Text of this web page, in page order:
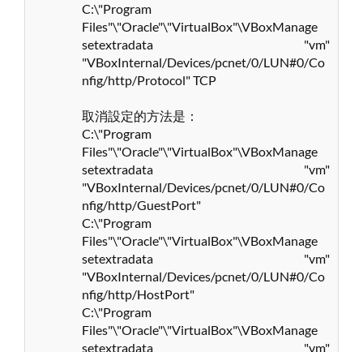
C:\"Program
Files"\"Oracle"\"VirtualBox"\VBoxManage
setextradata "vm"
"VBoxInternal/Devices/pcnet/0/LUN#0/Co
nfig/http/Protocol" TCP
取消設定的方法是：
C:\"Program
Files"\"Oracle"\"VirtualBox"\VBoxManage
setextradata "vm"
"VBoxInternal/Devices/pcnet/0/LUN#0/Co
nfig/http/GuestPort"
C:\"Program
Files"\"Oracle"\"VirtualBox"\VBoxManage
setextradata "vm"
"VBoxInternal/Devices/pcnet/0/LUN#0/Co
nfig/http/HostPort"
C:\"Program
Files"\"Oracle"\"VirtualBox"\VBoxManage
setextradata "vm"